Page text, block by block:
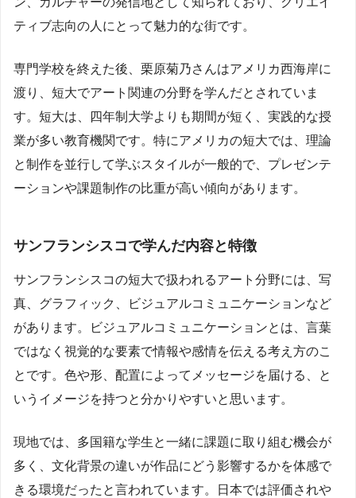
ティブ志向の人にとって魅力的な街です。
専門学校を終えた後、栗原菊乃さんはアメリカ西海岸に
渡り、短大でアート関連の分野を学んだとされていま
す。短大は、四年制大学よりも期間が短く、実践的な授
業が多い教育機関です。特にアメリカの短大では、理論
と制作を並行して学ぶスタイルが一般的で、プレゼンテ
ーションや課題制作の比重が高い傾向があります。
サンフランシスコで学んだ内容と特徴
サンフランシスコの短大で扱われるアート分野には、写
真、グラフィック、ビジュアルコミュニケーションなど
があります。ビジュアルコミュニケーションとは、言葉
ではなく視覚的な要素で情報や感情を伝える考え方のこ
とです。色や形、配置によってメッセージを届ける、と
いうイメージを持つと分かりやすいと思います。
現地では、多国籍な学生と一緒に課題に取り組む機会が
多く、文化背景の違いが作品にどう影響するかを体感で
きる環境だったと言われています。日本では評価されや